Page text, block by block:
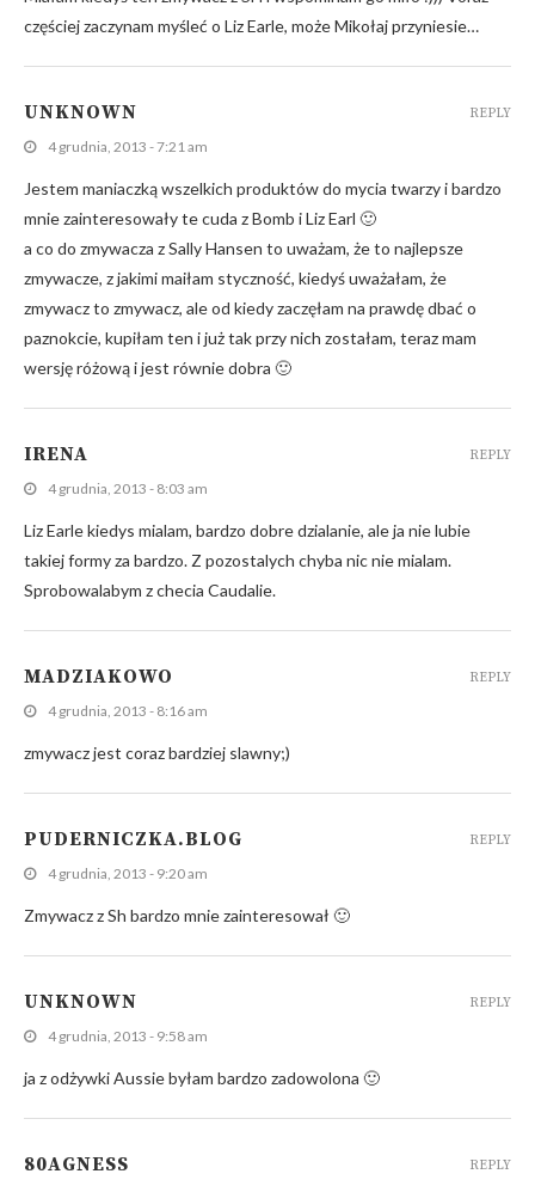
częściej zaczynam myśleć o Liz Earle, może Mikołaj przyniesie…
UNKNOWN
4 grudnia, 2013 - 7:21 am
Jestem maniaczką wszelkich produktów do mycia twarzy i bardzo
mnie zainteresowały te cuda z Bomb i Liz Earl 🙂
a co do zmywacza z Sally Hansen to uważam, że to najlepsze
zmywacze, z jakimi maiłam styczność, kiedyś uważałam, że
zmywacz to zmywacz, ale od kiedy zaczęłam na prawdę dbać o
paznokcie, kupiłam ten i już tak przy nich zostałam, teraz mam
wersję różową i jest równie dobra 🙂
REPLY
IRENA
4 grudnia, 2013 - 8:03 am
Liz Earle kiedys mialam, bardzo dobre dzialanie, ale ja nie lubie
takiej formy za bardzo. Z pozostalych chyba nic nie mialam.
Sprobowalabym z checia Caudalie.
REPLY
MADZIAKOWO
4 grudnia, 2013 - 8:16 am
zmywacz jest coraz bardziej slawny;)
REPLY
PUDERNICZKA.BLOG
4 grudnia, 2013 - 9:20 am
Zmywacz z Sh bardzo mnie zainteresował 🙂
REPLY
UNKNOWN
4 grudnia, 2013 - 9:58 am
ja z odżywki Aussie byłam bardzo zadowolona 🙂
REPLY
80AGNESS REPLY